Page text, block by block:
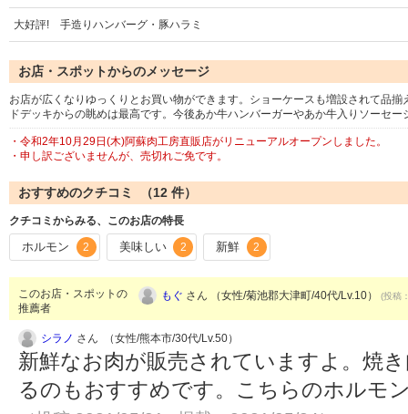
大好評! 手造りハンバーグ・豚ハラミ
お店・スポットからのメッセージ
お店が広くなりゆっくりとお買い物ができます。ショーケースも増設されて品
ドデッキからの眺めは最高です。今後あか牛ハンバーガーやあか牛入りソーセ
・令和2年10月29日(木)阿蘇肉工房直販店がリニューアルオープンしました。
・申し訳ございませんが、売切れご免です。
おすすめのクチコミ （12 件）
クチコミからみる、このお店の特長
ホルモン 2 美味しい 2 新鮮 2
このお店・スポットの
推薦者
もぐ さん （女性/菊池郡大津町/40代/Lv.10） (投稿
シラノ さん （女性/熊本市/30代/Lv.50）
新鮮なお肉が販売されていますよ。焼
るのもおすすめです。こちらのホルモ